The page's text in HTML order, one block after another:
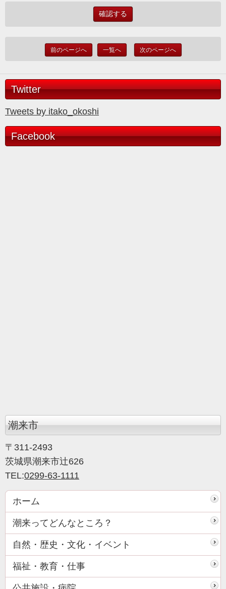
前のページへ 一覧へ 次のページへ
Twitter
Tweets by itako_okoshi
Facebook
潮来市
〒311-2493
茨城県潮来市辻626
TEL:0299-63-1111
ホーム
潮来ってどんなところ？
自然・歴史・文化・イベント
福祉・教育・仕事